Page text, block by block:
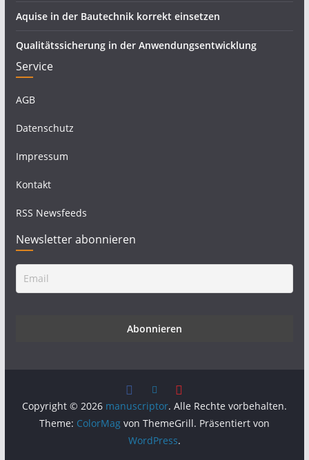
Aquise in der Bautechnik korrekt einsetzen
Qualitätssicherung in der Anwendungsentwicklung
Service
AGB
Datenschutz
Impressum
Kontakt
RSS Newsfeeds
Newsletter abonnieren
Copyright © 2026 manuscriptor. Alle Rechte vorbehalten.
Theme: ColorMagvon ThemeGrill. Präsentiert von
WordPress.